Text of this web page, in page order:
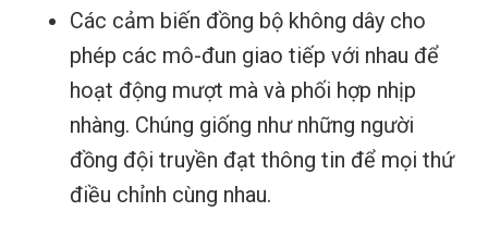
Các cảm biến đồng bộ không dây cho
phép các mô-đun giao tiếp với nhau để
hoạt động mượt mà và phối hợp nhịp
nhàng. Chúng giống như những người
đồng đội truyền đạt thông tin để mọi thứ
điều chỉnh cùng nhau.